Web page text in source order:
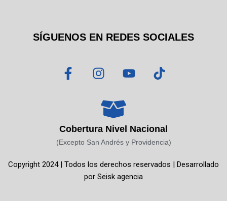
SÍGUENOS EN REDES SOCIALES
F
a
o
o
-
I
n
t
a
g
r
m
Y
o
b
e
T
i
k
Cobertura Nivel Nacional
(Excepto San Andrés y Providencia)
Copyright 2024 | Todos los derechos reservados | Desarrollado
por Seisk agencia